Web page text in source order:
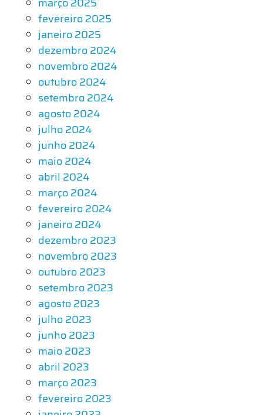
fevereiro 2025
janeiro 2025
dezembro 2024
novembro 2024
outubro 2024
setembro 2024
agosto 2024
julho 2024
junho 2024
maio 2024
abril 2024
março 2024
fevereiro 2024
janeiro 2024
dezembro 2023
novembro 2023
outubro 2023
setembro 2023
agosto 2023
julho 2023
junho 2023
maio 2023
abril 2023
março 2023
fevereiro 2023